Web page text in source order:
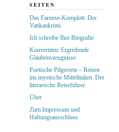
SEITEN
Das Farnese-Komplott. Der
Vatikankrimi.
Ich schreibe Ihre Biografie
Konvertiten. Ergreifende
Glaubenszeugnisse
Poetische Pilgerorte – Reisen
ins mystische Mittelitalien. Der
literarische Reiseführer.
Über
Zum Impressum und
Haftungsausschluss